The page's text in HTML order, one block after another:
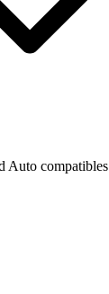
Auto compatibles